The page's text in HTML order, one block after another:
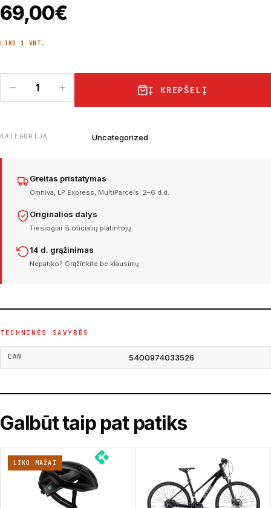
69,00€
LIKO 1 VNT.
Į KREPŠELĮ
KATEGORIJA Uncategorized
Greitas pristatymas
Omniva, LP Express, MultiParcels. 2–6 d.d.
Originalios dalys
Tiesiogiai iš oficialių platintojų
14 d. grąžinimas
Nepatiko? Grąžinkite be klausimų
TECHNINĖS SAVYBĖS
EAN 5400974033526
Galbūt taip pat patiks
LIKO MAŽAI